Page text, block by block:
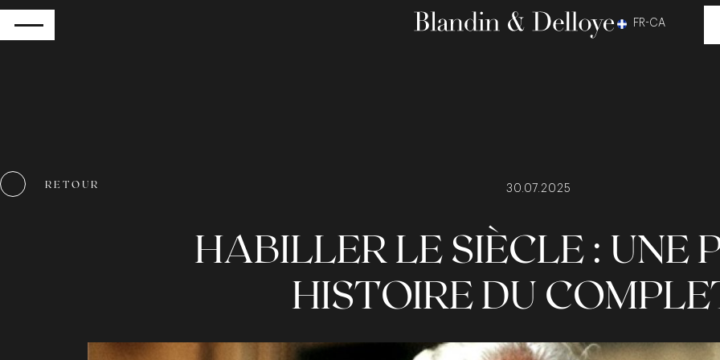
FR-CA
RETOUR 30.07.2025
HABILLER LE SIÈCLE : UNE
HISTOIRE DU